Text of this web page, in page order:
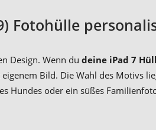
Fotohülle
Design. Wenn du deine iPad 7
Bild. Die Wahl des Motivs
Hundes oder ein süßes